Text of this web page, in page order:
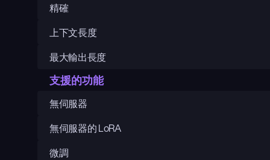
精確
上下文長度
最大輸出長度
支援的功能
無伺服器
無伺服器的 LoRA
微調